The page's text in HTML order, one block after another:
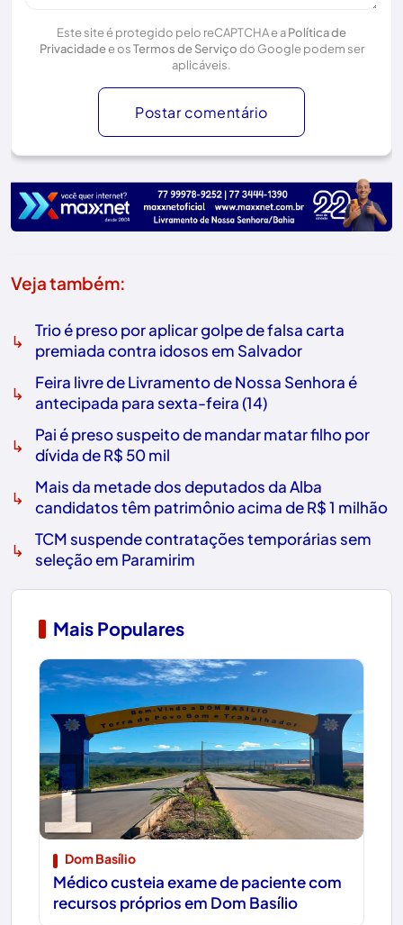
Este site é protegido pelo reCAPTCHA e aPolítica de
Privacidadee osTermos de Serviçodo Google podem ser
aplicáveis.
Postar comentário
Veja também:
↳
Trio é preso por aplicar golpe de falsa carta
premiada contra idosos em Salvador
↳
Feira livre de Livramento de Nossa Senhora é
antecipada para sexta-feira (14)
↳
Pai é preso suspeito de mandar matar filho por
dívida de R$ 50 mil
↳
Mais da metade dos deputados da Alba
candidatos têm patrimônio acima de R$ 1 milhão
↳
TCM suspende contratações temporárias sem
seleção em Paramirim
Mais Populares
1
Dom Basílio
Médico custeia exame de paciente com
recursos próprios em Dom Basílio